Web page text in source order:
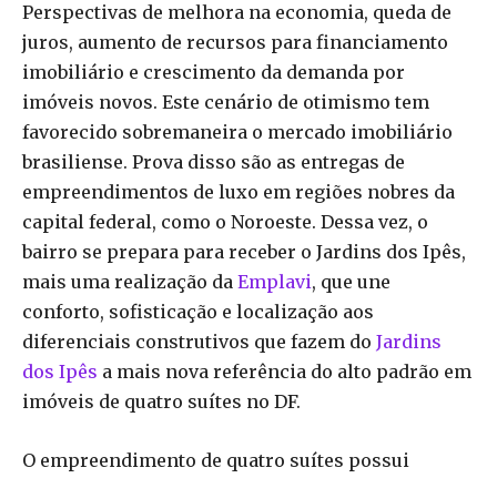
Perspectivas de melhora na economia, queda de
juros, aumento de recursos para financiamento
imobiliário e crescimento da demanda por
imóveis novos. Este cenário de otimismo tem
favorecido sobremaneira o mercado imobiliário
brasiliense. Prova disso são as entregas de
empreendimentos de luxo em regiões nobres da
capital federal, como o Noroeste. Dessa vez, o
bairro se prepara para receber o Jardins dos Ipês,
mais uma realização da Emplavi, que une
conforto, sofisticação e localização aos
diferenciais construtivos que fazem do Jardins
dos Ipês a mais nova referência do alto padrão em
imóveis de quatro suítes no DF.
O empreendimento de quatro suítes possui